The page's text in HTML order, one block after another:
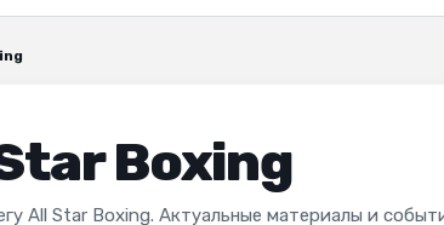
Boxing
All Star Boxing. Актуальные материалы и